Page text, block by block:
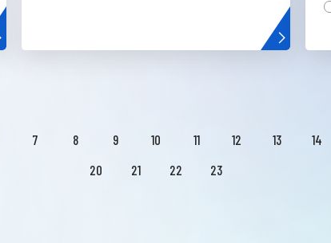
7 8 9 10 11 12 13 14
20
21 22 23